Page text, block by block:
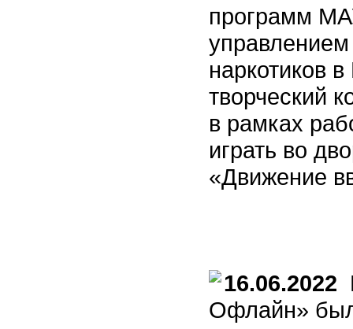
программ
наркотиков
творческий
в рамках
играть во
«Движение
16.06.2022
Офлайн»